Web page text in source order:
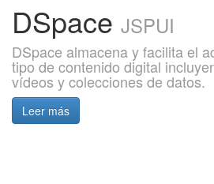
DSpace JSPUI
DSpace almacena y facilita el
tipo de contenido digital
vídeos y colecciones de datos.
Leer más